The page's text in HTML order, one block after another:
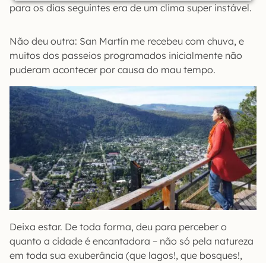
para os dias seguintes era de um clima super instável.
Não deu outra: San Martín me recebeu com chuva, e
muitos dos passeios programados inicialmente não
puderam acontecer por causa do mau tempo.
Deixa estar. De toda forma, deu para perceber o
quanto a cidade é encantadora – não só pela natureza
em toda sua exuberância (que lagos!, que bosques!,